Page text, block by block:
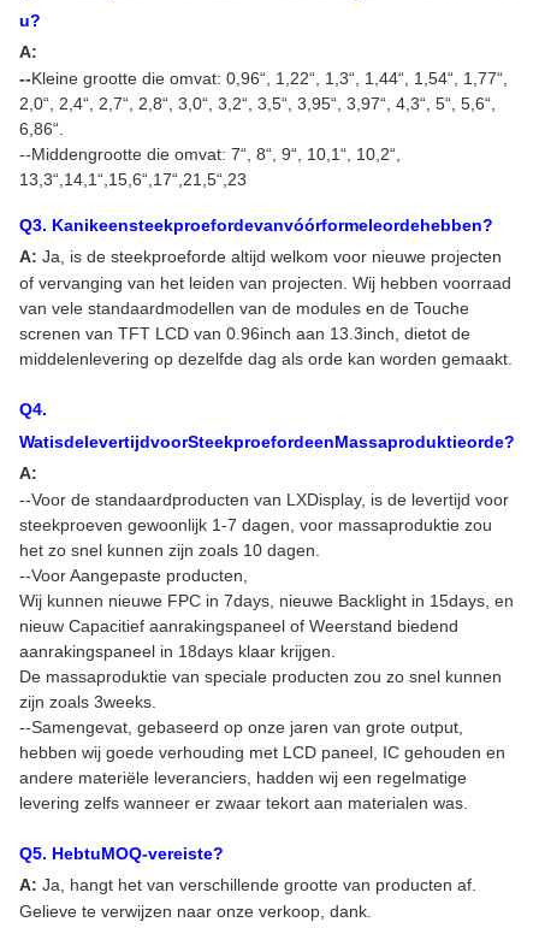
u?
A:
--Kleine grootte die omvat: 0,96“ , 1,22“ , 1,3“ , 1,44“ , 1,54“ , 1,77“
2,0“ , 2,4“ , 2,7“ , 2,8“ , 3,0“ , 3,2“ , 3,5“ , 3,95“ , 3,97“ , 4,3“ , 5“ , 5,6“
6,86“
--Middengrootte die omvat: 7“ , 8“ , 9“ , 10,1“ , 10,2“
13,3“,14,1“,15,6“,17“,21,5“,23
Q3. Kanikeensteekproefordevanvóórformeleordehebben?
A: Ja, is de steekproeforde altijd welkom voor nieuwe projecten
of vervanging van het leiden van projecten. Wij hebben voorraad
van vele standaardmodellen van de modules en de Touche
screnen van TFT LCD van 0.96inch aan 13.3inch, dietot de
middelenlevering op dezelfde dag als orde kan worden gemaakt.
Q4.
WatisdelevertijdvoorSteekproefordeenMassaproduktieorde?
A:
--Voor de standaardproducten van LXDisplay, is de levertijd voor
steekproeven gewoonlijk 1-7 dagen, voor massaproduktie zou
het zo snel kunnen zijn zoals 10 dagen.
--Voor Aangepaste producten,
Wij kunnen nieuwe FPC in 7days, nieuwe Backlight in 15days, en
nieuw Capacitief aanrakingspaneel of Weerstand biedend
aanrakingspaneel in 18days klaar krijgen.
De massaproduktie van speciale producten zou zo snel kunnen
zijn zoals 3weeks.
--Samengevat, gebaseerd op onze jaren van grote output,
hebben wij goede verhouding met LCD paneel, IC gehouden en
andere materiële leveranciers, hadden wij een regelmatige
levering zelfs wanneer er zwaar tekort aan materialen was.
Q5. HebtuMOQ-vereiste?
A: Ja, hangt het van verschillende grootte van producten af.
Gelieve te verwijzen naar onze verkoop, dank.